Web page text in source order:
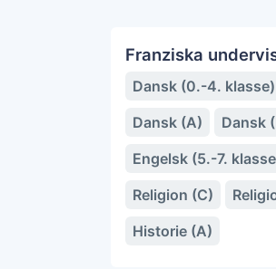
Franziska
Dansk (0.-4. klasse)
Dansk (A)
Dansk
Engelsk (5.-7.
Religion (C)
Historie (A)